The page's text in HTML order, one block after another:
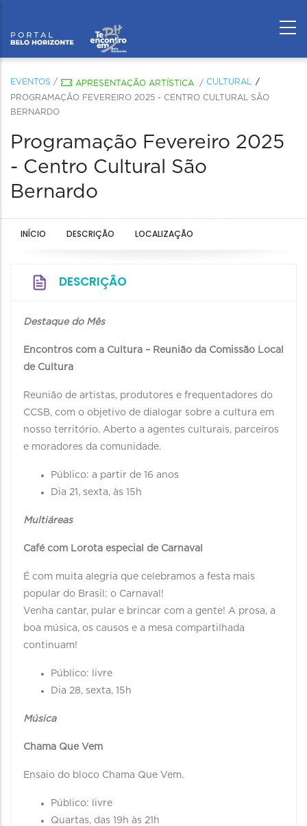
EVENTOS / APRESENTAÇÃO ARTÍSTICA / CULTURAL
PROGRAMAÇÃO FEVEREIRO 2025 - CENTRO CULTURAL SÃO
BERNARDO
Programação Fevereiro 2025
- Centro Cultural São
Bernardo
INÍCIO DESCRIÇÃO LOCALIZAÇÃO
DESCRIÇÃO
Destaque do Mês
Encontros com a Cultura – Reunião da Comissão Local
de Cultura
Reunião de artistas, produtores e frequentadores do
CCSB, com o objetivo de dialogar sobre a cultura em
nosso território. Aberto a agentes culturais, parceiros
e moradores da comunidade.
Público: a partir de 16 anos
Dia 21, sexta, às 15h
Multiáreas
Café com Lorota especial de Carnaval
É com muita alegria que celebramos a festa mais
popular do Brasil: o Carnaval!
Venha cantar, pular e brincar com a gente! A prosa, a
boa música, os causos e a mesa compartilhada
continuam!
Público: livre
Dia 28, sexta, 15h
Música
Chama Que Vem
Ensaio do bloco Chama Que Vem.
Público: livre
Quartas, das 19h às 21h